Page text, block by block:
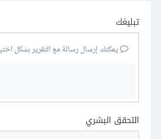
تبليغك
يمكنك إرسال رسالة مع التقرير بشكل
التحقق البشري